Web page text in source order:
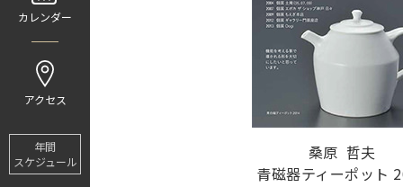
カレンダー
アクセス
年間
スケジュール
桑原 哲夫
青磁器ティーポット